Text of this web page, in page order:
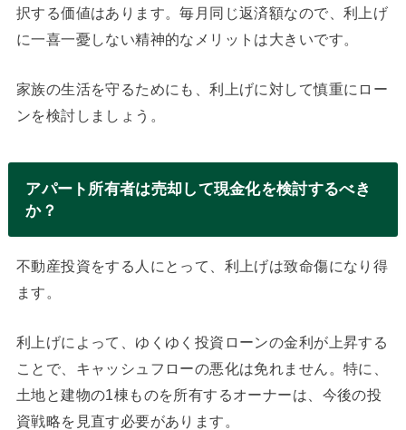
択する価値はあります。毎月同じ返済額なので、利上げ
に一喜一憂しない精神的なメリットは大きいです。
家族の生活を守るためにも、利上げに対して慎重にロー
ンを検討しましょう。
アパート所有者は売却して現金化を検討するべき
か？
不動産投資をする人にとって、利上げは致命傷になり得
ます。
利上げによって、ゆくゆく投資ローンの金利が上昇する
ことで、キャッシュフローの悪化は免れません。特に、
土地と建物の1棟ものを所有するオーナーは、今後の投
資戦略を見直す必要があります。